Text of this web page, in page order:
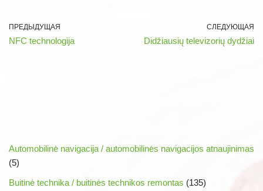
ПРЕДЫДУЩАЯ
NFC technologija
СЛЕДУЮЩАЯ
Didžiausių televizorių dydžiai
Automobilinė navigacija / automobilinės navigacijos atnaujinimas
(5)
Buitinė technika / buitinės technikos remontas (135)